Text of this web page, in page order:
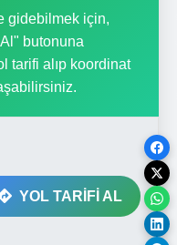
gidebilmek için,
butonuna
tarifi alıp koordinat
YOL TARİFİ AL